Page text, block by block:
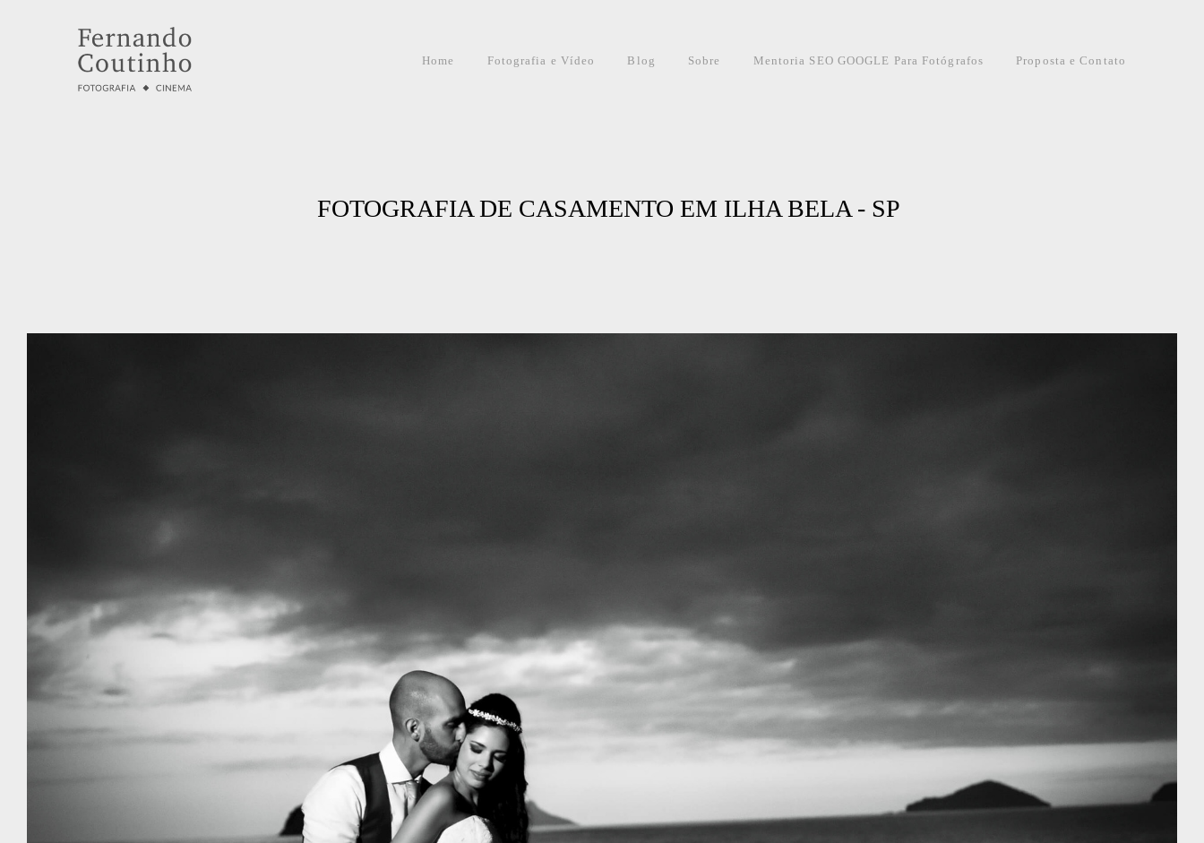
Home Fotografia e Vídeo Blog Sobre Mentoria SEO GOOGLE Para Fotógrafos Proposta e Contato
FOTOGRAFIA DE CASAMENTO EM ILHA BELA - SP